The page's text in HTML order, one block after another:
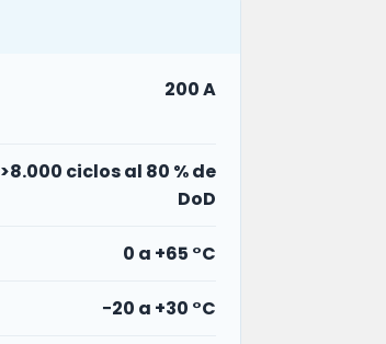
200 A
>8.000 ciclos al 80 % de
DoD
0 a +65 °C
−20 a +30 °C